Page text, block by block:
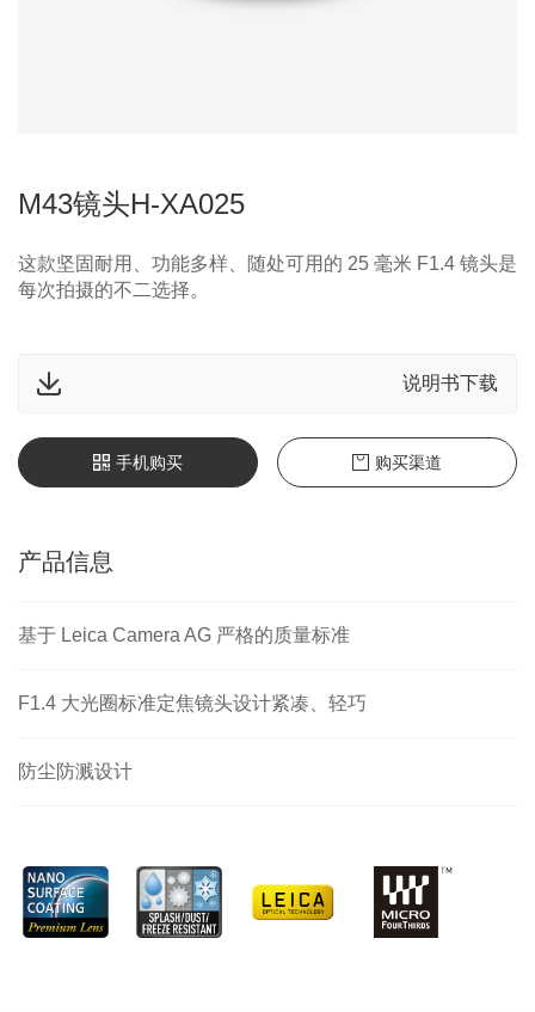
M43镜头H-XA025
这款坚固耐用、功能多样、随处可用的 25 毫米 F1.4 镜头是
每次拍摄的不二选择。
说明书下载
手机购买 购买渠道
产品信息
基于 Leica Camera AG 严格的质量标准
F1.4 大光圈标准定焦镜头设计紧凑、轻巧
防尘防溅设计